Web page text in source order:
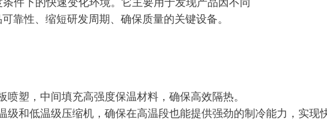
靠性、缩短研发周期、确保质量的关键设备。
喷塑，中间填充高强度保温材料，确保高效隔热。
级和低温级压缩机，确保在高温段也能提供强劲的制冷能力，实现